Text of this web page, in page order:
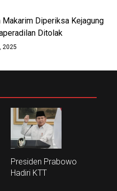
Makarim Diperiksa Kejagung
Ditolak
2025
Presiden Prabowo
Hadiri KTT